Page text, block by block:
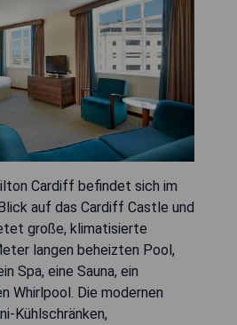
Cardiff befindet sich im
auf das Cardiff Castle und
große, klimatisierte
langen beheizten Pool,
Spa, eine Sauna, ein
Whirlpool. Die modernen
Kühlschränken,